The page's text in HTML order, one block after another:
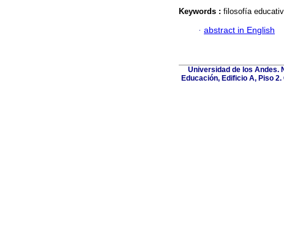
Keywords : filosofía
· abstract in English
Universidad de los Andes.
Educación, Edificio A, Piso 2.